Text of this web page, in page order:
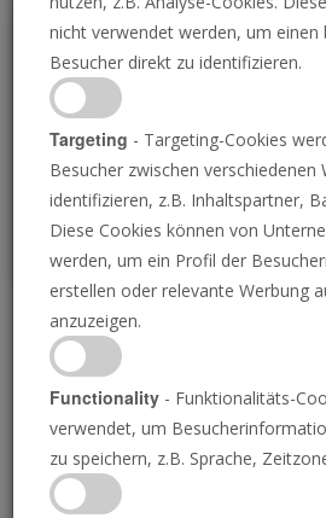
P
Warum Sie
beobachten
09.09.2016 • Minuten
Nicht alle Städte sind von
nicht verwendet werden, um einen
Besucher direkt zu identifizieren.
Targeting - Targeting-Cookies
Besucher zwischen verschiedenen
identifizieren, z.B. Inhaltspartner,
Diese Cookies können von
werden, um ein Profil der
erstellen oder relevante Werbung
anzuzeigen.
Functionality - Funktionalitäts-
verwendet, um
zu speichern, z.B. Sprache,